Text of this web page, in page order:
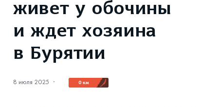
живет у обочины
и ждет хозяина
в Бурятии
8 июля 2025 · 0 км